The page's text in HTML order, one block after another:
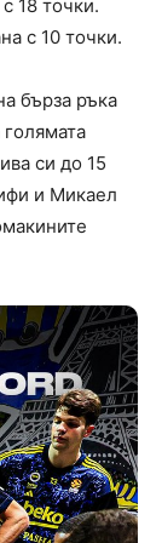
18 точки.
с 10 точки.
бърза ръка
си до 15
и Микаел